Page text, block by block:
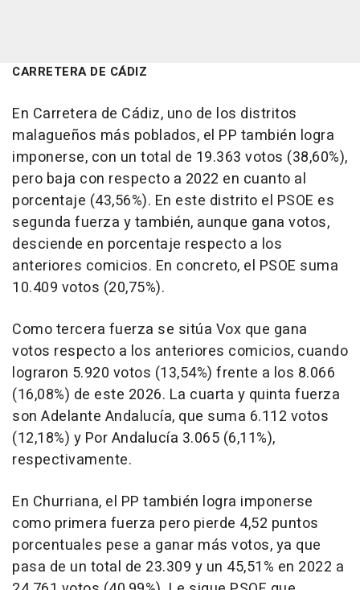
CARRETERA DE CÁDIZ
En Carretera de Cádiz, uno de los distritos
malagueños más poblados, el PP también logra
imponerse, con un total de 19.363 votos (38,60%),
pero baja con respecto a 2022 en cuanto al
porcentaje (43,56%). En este distrito el PSOE es
segunda fuerza y también, aunque gana votos,
desciende en porcentaje respecto a los
anteriores comicios. En concreto, el PSOE suma
10.409 votos (20,75%).
Como tercera fuerza se sitúa Vox que gana
votos respecto a los anteriores comicios, cuando
lograron 5.920 votos (13,54%) frente a los 8.066
(16,08%) de este 2026. La cuarta y quinta fuerza
son Adelante Andalucía, que suma 6.112 votos
(12,18%) y Por Andalucía 3.065 (6,11%),
respectivamente.
En Churriana, el PP también logra imponerse
como primera fuerza pero pierde 4,52 puntos
porcentuales pese a ganar más votos, ya que
pasa de un total de 23.309 y un 45,51% en 2022 a